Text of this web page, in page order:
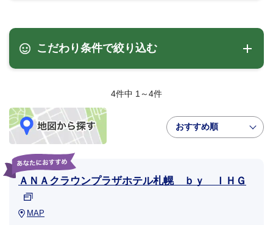
こだわり条件で絞り込む
4件中 1～4件
おすすめ順
ＡＮＡクラウンプラザホテル札幌 ｂｙ ＩＨＧ
MAP